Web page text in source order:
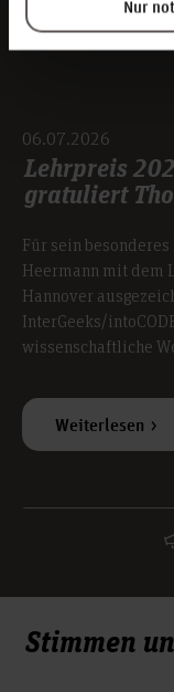
Nur
06.07.2026
Lehrpreis
gratuliert
Für sein
Heermann mit dem
Hannover
InterGeeks/
wissenschaftliche
Weiterlesen
Stimmen